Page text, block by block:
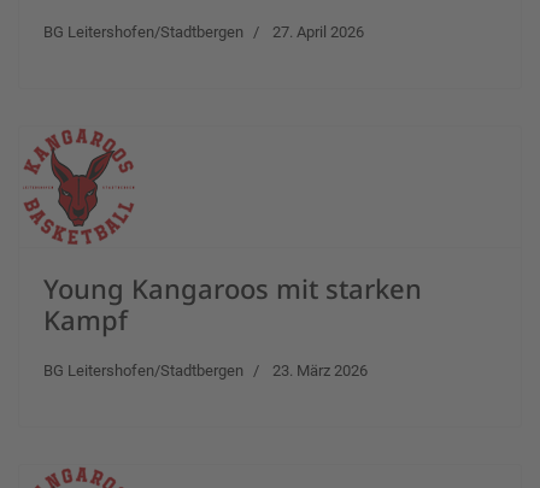
BG Leitershofen/Stadtbergen 27. April 2026
Young Kangaroos mit starken
Kampf
BG Leitershofen/Stadtbergen 23. März 2026